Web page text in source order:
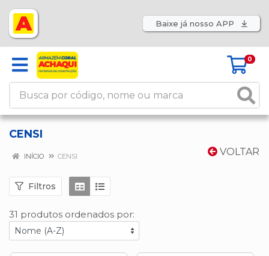
Baixe já nosso APP
0
CENSI
VOLTAR
INÍCIO CENSI
Filtros
31 produtos ordenados por: